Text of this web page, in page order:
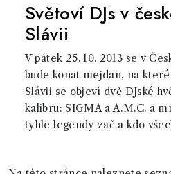
Světoví DJs v
Slávii
V pátek 25. 10. 2013 se v
bude konat mejdan, na
Slávii se objeví dvě DJské
kalibru: SIGMA a A.M.C. a
tyhle legendy zač a kdo